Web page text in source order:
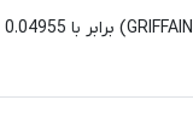
0.04955